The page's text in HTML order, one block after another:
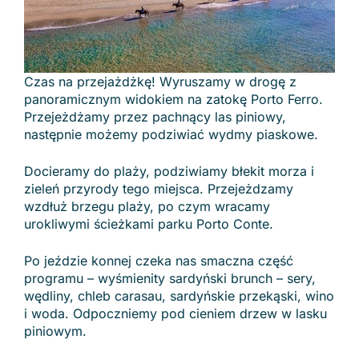
Czas na przejażdżkę! Wyruszamy w drogę z
panoramicznym widokiem na zatokę Porto Ferro.
Przejeżdżamy przez pachnący las piniowy,
następnie możemy podziwiać wydmy piaskowe.
Docieramy do plaży, podziwiamy błekit morza i
zieleń przyrody tego miejsca. Przejeżdzamy
wzdłuż brzegu plaży, po czym wracamy
urokliwymi ścieżkami parku Porto Conte.
Po jeździe konnej czeka nas smaczna część
programu – wyśmienity sardyński brunch – sery,
wędliny, chleb carasau, sardyńskie przekąski, wino
i woda. Odpoczniemy pod cieniem drzew w lasku
piniowym.